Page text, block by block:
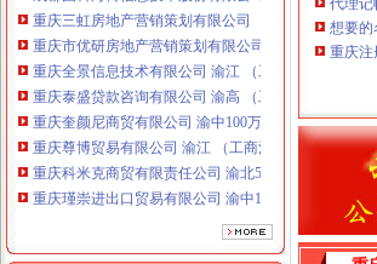
重庆市优研房地产营销策划有限公司
重庆全景信息技术有限公司 渝江 （工商注册）
重庆泰盛贷款咨询有限公司 渝高 （工商注册）
重庆奎颜尼商贸有限公司 渝中100万 （工商注册）
重庆尊博贸易有限公司 渝江 （工商注册）
重庆科米克商贸有限责任公司 渝北50万 （工商注册）
重庆瑾崇进出口贸易有限公司 渝中100万 （进出口权
重庆斯帕索商贸有限公司 渝中500万 （进出口权）
重庆德谋生产力促进中心有限公司 渝大10万 （工商注
成都国科海博信息技术股份有限公司重庆分公司 渝江
代理记
想要的
重庆注